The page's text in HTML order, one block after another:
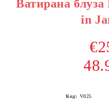
Ватирана
in
Код: V025